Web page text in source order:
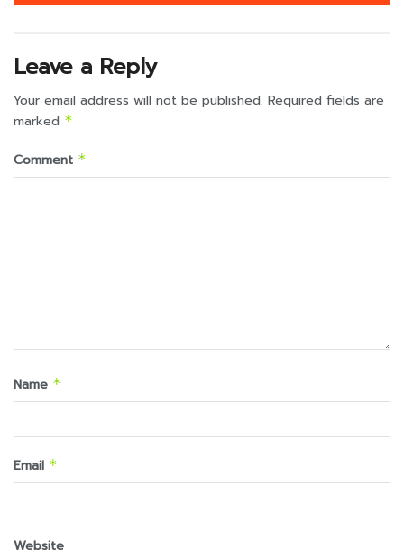
Leave a Reply
Your email address will not be published. Required fields are
marked *
Comment *
Name *
Email *
Website